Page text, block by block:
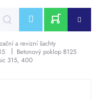
NÁKUPNÍ
KOŠÍK
a revizní šachty
Betonový poklop B125
315, 400